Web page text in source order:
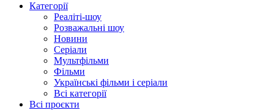
Категорії
Реаліті-шоу
Розважальні шоу
Новини
Серіали
Мультфільми
Фільми
Українські фільми і серіали
Всі категорії
Всі проєкти